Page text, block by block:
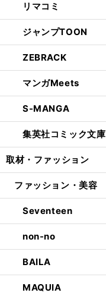
リマコミ
ジャンプTOON
ZEBRACK
マンガMeets
S-MANGA
集英社コミック文庫
取材・ファッション
ファッション・美容
Seventeen
non-no
BAILA
MAQUIA